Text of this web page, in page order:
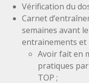
Vérification du
Carnet
semaines avant
entrainements et
Avoir fait en
pratiques
TOP ;